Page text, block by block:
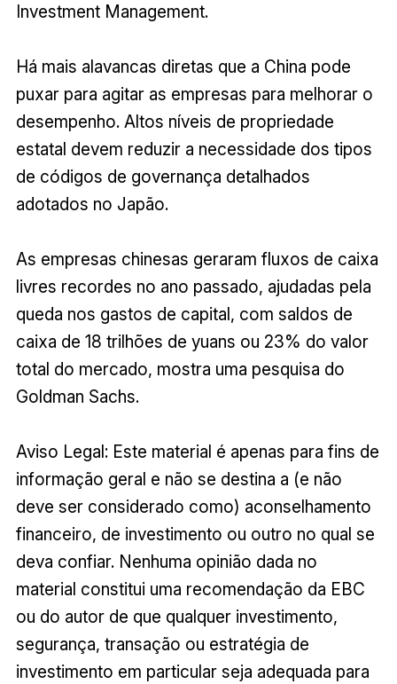
Investment Management.
Há mais alavancas diretas que a China pode
puxar para agitar as empresas para melhorar o
desempenho. Altos níveis de propriedade
estatal devem reduzir a necessidade dos tipos
de códigos de governança detalhados
adotados no Japão.
As empresas chinesas geraram fluxos de caixa
livres recordes no ano passado, ajudadas pela
queda nos gastos de capital, com saldos de
caixa de 18 trilhões de yuans ou 23% do valor
total do mercado, mostra uma pesquisa do
Goldman Sachs.
Aviso Legal: Este material é apenas para fins de
informação geral e não se destina a (e não
deve ser considerado como) aconselhamento
financeiro, de investimento ou outro no qual se
deva confiar. Nenhuma opinião dada no
material constitui uma recomendação da EBC
ou do autor de que qualquer investimento,
segurança, transação ou estratégia de
investimento em particular seja adequada para